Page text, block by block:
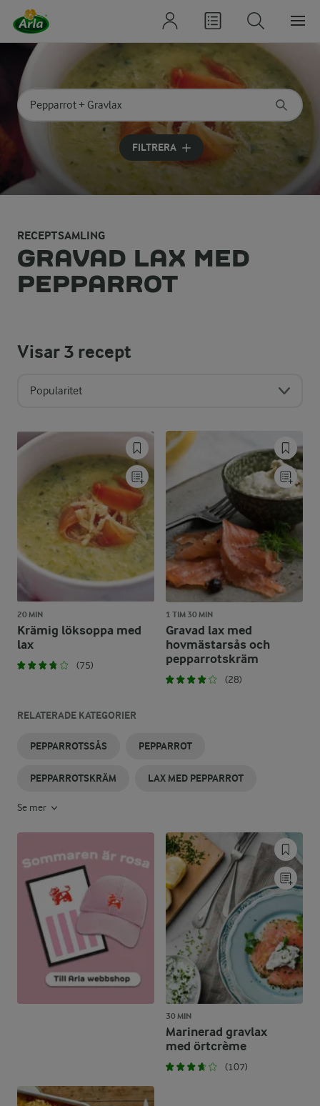
Sök på kategori eller ingrediens
Skriv in sökord för att få förslag
FILTRERA
RECEPTSAMLING
GRAVAD LAX MED
PEPPARROT
Visar3 recept
Popularitet
20 MIN
Krämig löksoppa med
lax
(75)
1 TIM 30 MIN
Gravad lax med
hovmästarsås och
pepparrotskräm
(28)
RELATERADE KATEGORIER
PEPPARROTSSÅS PEPPARROT
PEPPARROTSKRÄM LAX MED PEPPARROT
Se mer
30 MIN
Marinerad gravlax
med örtcrème
(107)